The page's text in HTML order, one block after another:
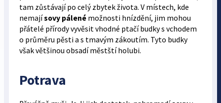
tam zůstávají po celý zbytek života. V místech, kde
nemajísovy pálenémožnosti hnízdění, jim mohou
přátelé přírody vyvěsit vhodné ptačí budky s vchodem
o průměru pěsti a s tmavým zákoutím. Tyto budky
však většinou obsadí městští holubi.
Potrava